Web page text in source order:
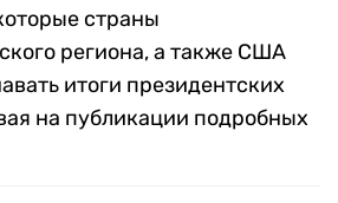
страны
региона, а также США
итоги президентских
на публикации подробных